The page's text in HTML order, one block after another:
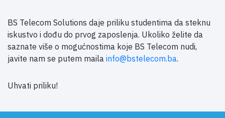
BS Telecom Solutions daje priliku studentima da steknu
iskustvo i dođu do prvog zaposlenja. Ukoliko želite da
saznate više o mogućnostima koje BS Telecom nudi,
javite nam se putem maila info@bstelecom.ba.
Uhvati priliku!